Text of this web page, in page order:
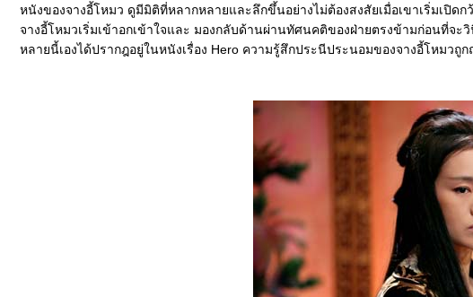
หนังของจางอี้โหมว ดูมีมิติที่หลากหลายและลึกขึ้นอย่างไม่ต้องสงสัยเมื่อเขาเริ่มเปิ
จางอี้โหมวเริ่มเข้าอกเข้าใจและ มองกลับด้านผ่านทัศนคติของฝ่ายตรงข้ามก่อนที่จ
หลายนี้เองได้ปรากฎอยู่ในหนังเรื่อง Hero ความรู้สึกประนีประนอมของจางอี้โหมวถู